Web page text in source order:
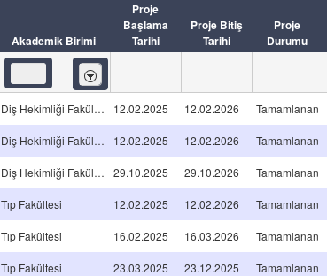
Akademik Birimi
Proje
Başlama
Tarihi
Proje Bitiş
Tarihi
Proje
Durumu
İçeren
Diş Hekimliği Fakültesi 12.02.2025 12.02.2026 Tamamlanan
Diş Hekimliği Fakültesi 12.02.2025 12.02.2026 Tamamlanan
Diş Hekimliği Fakültesi 29.10.2025 29.10.2026 Tamamlanan
Tıp Fakültesi 12.02.2025 12.02.2026 Tamamlanan
Tıp Fakültesi 16.02.2025 16.03.2026 Tamamlanan
Tıp Fakültesi 23.03.2025 23.12.2025 Tamamlanan